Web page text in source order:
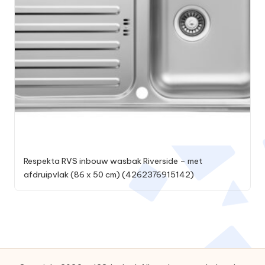
Respekta RVS inbouw wasbak Riverside – met
afdruipvlak (86 x 50 cm) (4262376915142)